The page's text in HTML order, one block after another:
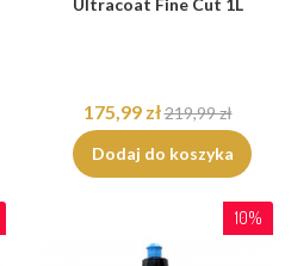
Ultracoat Fine Cut 1L
175,99 zł219,99 zł
Dodaj do koszyka
10%